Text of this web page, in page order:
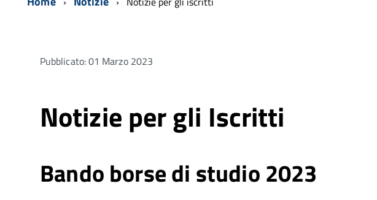
Pubblicato: 01 Marzo 2023
Notizie per gli Iscritti
Bando borse di studio 2023